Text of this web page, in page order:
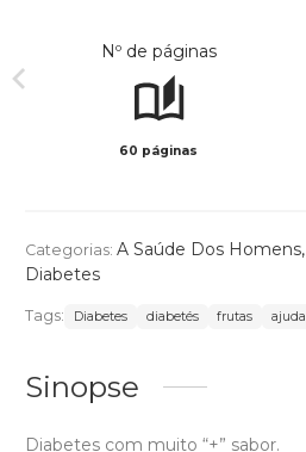
Nº de páginas
60 páginas
Categorias: A Saúde Dos Homens,
Diabetes
Tags: Diabetes diabetés frutas ajuda
Sinopse
Diabetes com muito “+” sabor.